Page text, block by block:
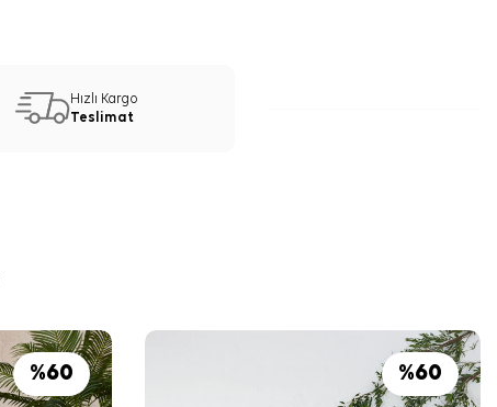
Hızlı Kargo
Teslimat
%60 %60